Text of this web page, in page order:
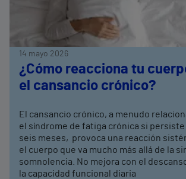
14 mayo 2026
¿Cómo reacciona tu
el cansancio crónico?
El cansancio crónico, a menudo
el síndrome de fatiga crónica si persiste
seis meses, provoca una reacción
el cuerpo que va mucho más allá de la
somnolencia. No mejora con el
la capacidad funcional diaria